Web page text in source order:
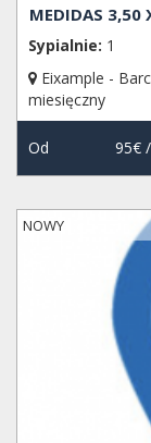
MEDIDAS 3,50
Sypialnie: 1
Eixample -
miesięczny
Od 95€/
NOWY